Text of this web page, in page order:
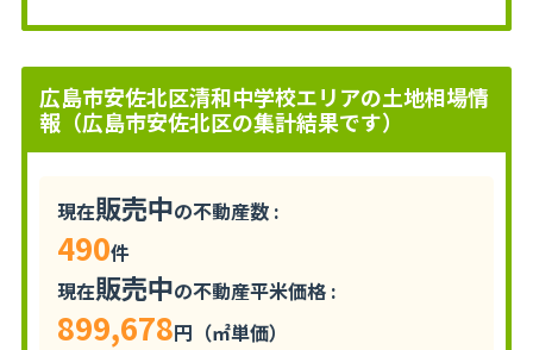
広島市安佐北区清和中学校エリアの土地相場情
報（広島市安佐北区の集計結果です）
現在販売中の不動産数 :
490件
現在販売中の不動産平米価格 :
899,678円（㎡単価）